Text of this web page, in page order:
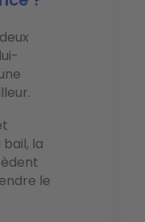
la
le